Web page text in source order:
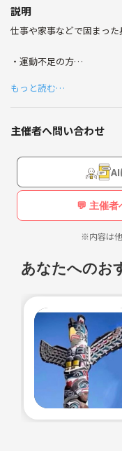
仲良くしてくだ
説明
仕事や家事などで固まっ
・運動不足の方
・肩こり、腰痛を改善した
・ダイエットしたい方
・疲れやすい方
・とにかくスッキリしたい方
理由はなんでもOKです！
憧れの人がヨガをやって
始めてみたらどんどん沼
【レッスンについて】
スタジオ
・大久保駅から徒歩1分で
・当日はスタジオまで
※レッスンは1時間程を予
※当日は動きやすい服装
※マットなどはこちらで用
※気になる方はご自身の
もっと読む…
主催者へ問い合わせ
AI
💬 主催者
※内容は
あなたへのお